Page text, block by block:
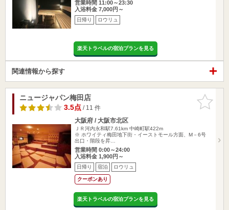
営業時間 11:00～23:30
入浴料金 7,000円～
日帰り ロウリュ
楽天トラベルの宿泊プランを見る
関連情報から探す
お気に入
りに追加
ニュージャパン梅田店
3.5点/ 11 件
大阪府 / 大阪市北区
ＪＲ河内永和駅7.61km 中崎町駅422m
※ ホワイティ梅田地下街・イーストモール方面、M－6号
出口・階段を昇…
営業時間 0:00～24:00
入浴料金 1,900円～
日帰り 宿泊 ロウリュ
クーポンあり
楽天トラベルの宿泊プランを見る